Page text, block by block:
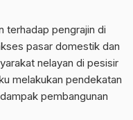
terhadap pengrajin di
pasar domestik dan
nelayan di pesisir
melakukan pendekatan
pembangunan